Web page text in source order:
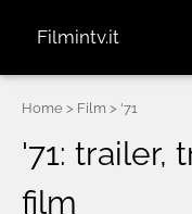
Filmintv.it
Home > Film > '71
'71: trailer,
film